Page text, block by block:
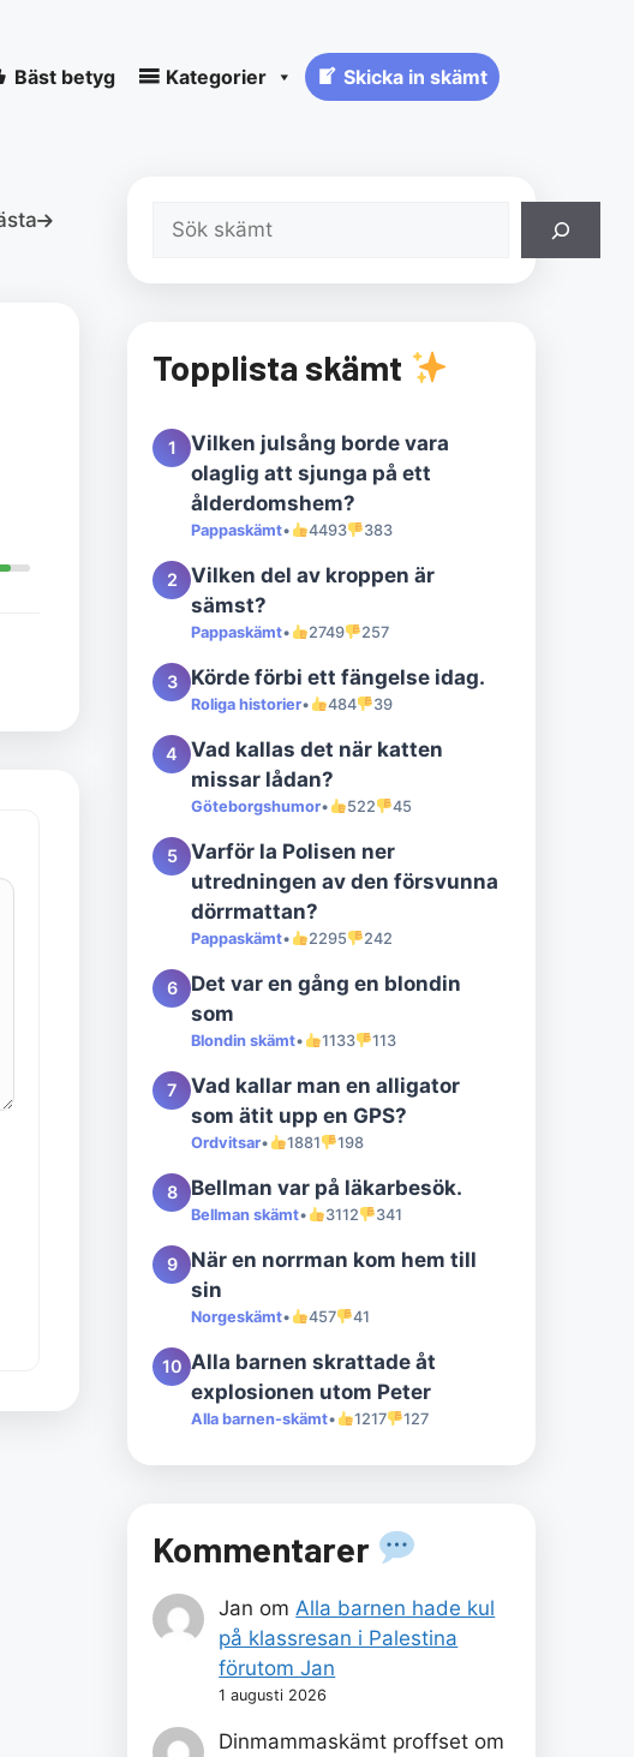
Bäst betyg Kategorier Skicka in skämt
Sök
Topplista skämt
1
Vilken julsång borde vara
olaglig att sjunga på ett
ålderdomshem?
Pappaskämt• 4493 383
2
Vilken del av kroppen är
sämst?
Pappaskämt• 2749 257
3 Körde förbi ett fängelse idag.
Roliga historier• 484 39
4
Vad kallas det när katten
missar lådan?
Göteborgshumor• 522 45
5
Varför la Polisen ner
utredningen av den försvunna
dörrmattan?
Pappaskämt• 2295 242
6
Det var en gång en blondin
som
Blondin skämt• 1133 113
7
Vad kallar man en alligator
som ätit upp en GPS?
Ordvitsar• 1881 198
8 Bellman var på läkarbesök.
Bellman skämt• 3112 341
9
När en norrman kom hem till
sin
Norgeskämt• 457 41
10 Alla barnen skrattade åt
explosionen utom Peter
Alla barnen-skämt• 1217 127
Kommentarer
Jan om Alla barnen hade kul
på klassresan i Palestina
förutom Jan
1 augusti 2026
Dinmammaskämt proffset om